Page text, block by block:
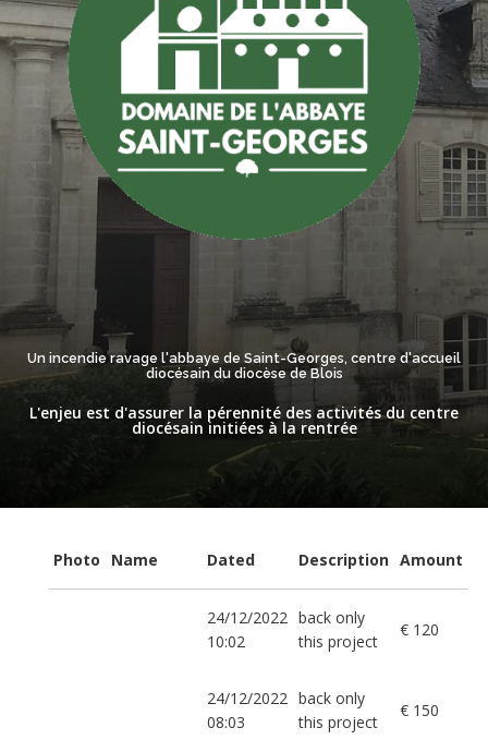
Un incendie ravage l'abbaye de Saint-Georges, centre d'accueil
diocésain du diocèse de Blois
L'enjeu est d'assurer la pérennité des activités du centre
diocésain initiées à la rentrée
Photo Name Dated Description Amount
24/12/2022
10:02
back only
this project
€ 120
24/12/2022
08:03
back only
this project
€ 150